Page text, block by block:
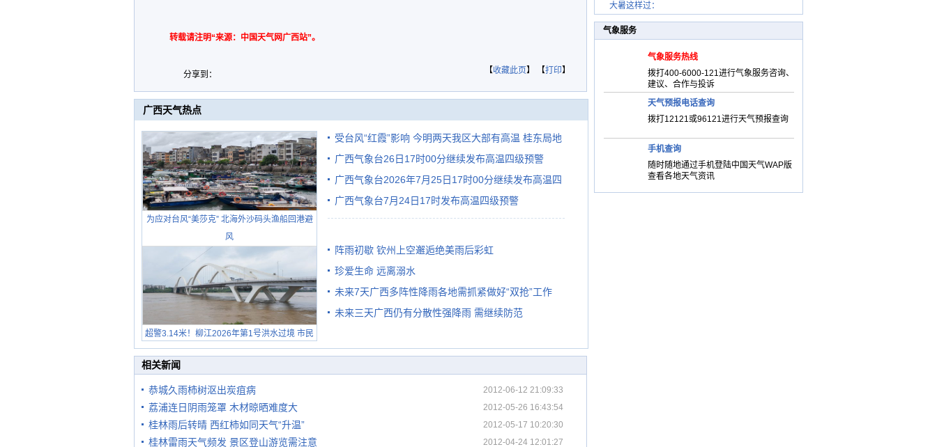
转载请注明“来源：中国天气网广西站”。
分享到： 【收藏此页】 【打印】
广西天气热点
为应对台风“美莎克” 北海外沙码头渔船回港避
风
超警3.14米！柳江2026年第1号洪水过境 市民
在堤岸见证汛况
受台风“红霞”影响 今明两天我区大部有高温 桂东局地
有较强降雨
广西气象台26日17时00分继续发布高温四级预警
广西气象台2026年7月25日17时00分继续发布高温四
级预警
广西气象台7月24日17时发布高温四级预警
阵雨初歇 钦州上空邂逅绝美雨后彩虹
珍爱生命 远离溺水
未来7天广西多阵性降雨各地需抓紧做好“双抢”工作
未来三天广西仍有分散性强降雨 需继续防范
相关新闻
恭城久雨柿树沤出炭疽病 2012-06-12 21:09:33
荔浦连日阴雨笼罩 木材晾晒难度大 2012-05-26 16:43:54
桂林雨后转晴 西红柿如同天气“升温” 2012-05-17 10:20:30
桂林雷雨天气频发 景区登山游览需注意 2012-04-24 12:01:27
大暑这样过：
气象服务
气象服务热线
拨打400-6000-121进行气象服务咨询、
建议、合作与投诉
天气预报电话查询
拨打12121或96121进行天气预报查询
手机查询
随时随地通过手机登陆中国天气WAP版
查看各地天气资讯